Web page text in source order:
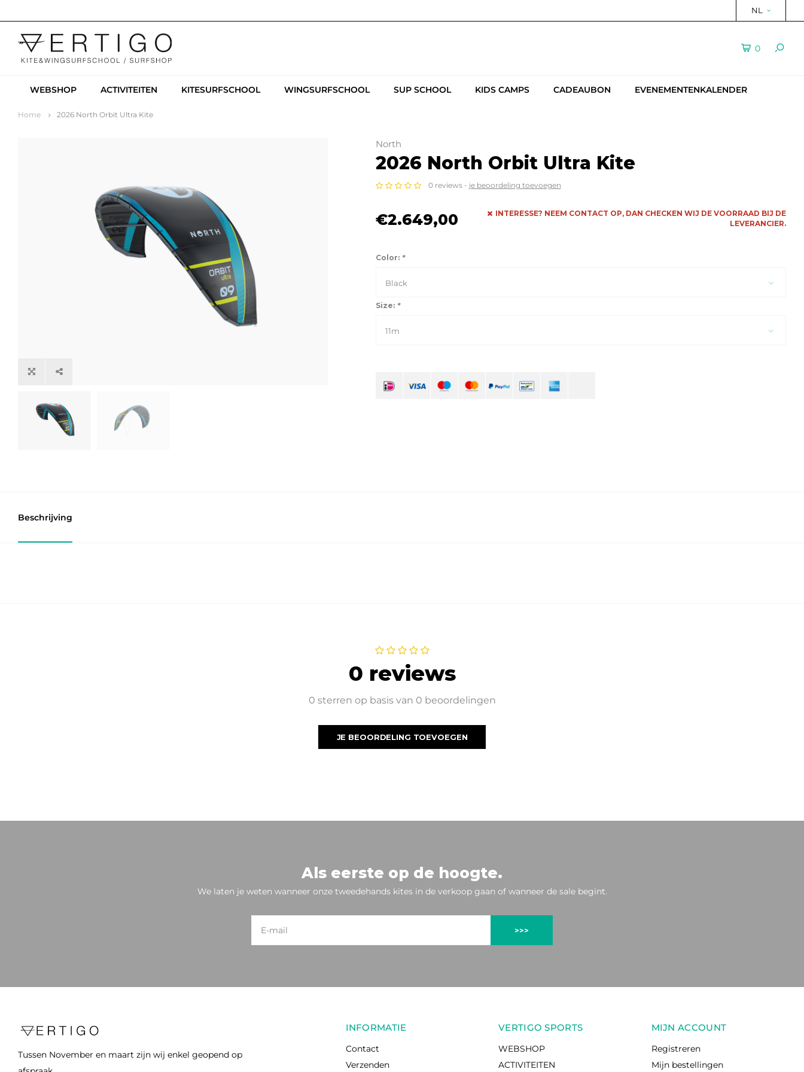
NL
0
WEBSHOP ACTIVITEITEN KITESURFSCHOOL WINGSURFSCHOOL SUP SCHOOL KIDS CAMPS CADEAUBON EVENEMENTENKALENDER
Home 2026 North Orbit Ultra Kite
North
2026 North Orbit Ultra Kite
0 reviews - je beoordeling toevoegen
€2.649,00
INTERESSE? NEEM CONTACT OP, DAN CHECKEN WIJ DE VOORRAAD BIJ DE
LEVERANCIER.
Color: *
Black
Size: *
11m
Beschrijving
0 reviews
0 sterren op basis van 0 beoordelingen
JE BEOORDELING TOEVOEGEN
Als eerste op de hoogte.
We laten je weten wanneer onze tweedehands kites in de verkoop gaan of wanneer de sale begint.
>>>
Tussen November en maart zijn wij enkel geopend op
INFORMATIE
Contact
Verzenden
VERTIGO SPORTS
WEBSHOP
ACTIVITEITEN
MIJN ACCOUNT
Registreren
Mijn bestellingen